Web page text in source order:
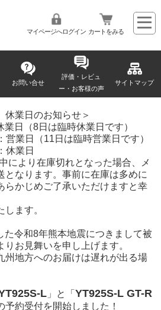
マイページへログイン カートをみる
お問い合せ
評価・レビュ
ー・お客様の声
サイトマップ
休業日のお知らせ＞
日（8日は臨時休業日です）
営業日（11日は臨時営業日です）
休業日
により在庫切れとなった場合、メ
となります。事前に在庫は多めに
らかじめご了承いただけますと幸
ます。
た令和8年熊本地震につきまして被
お見舞いを申し上げます。
地方へのお届けは遅れが出る場
L」と「 YT925S-L GT-R
予約受付を開始しました！